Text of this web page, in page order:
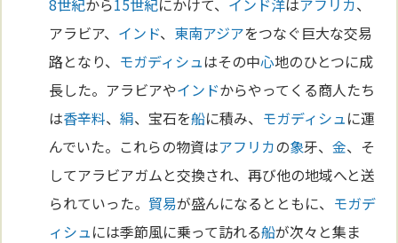
8世紀から15世紀にかけて、 インド洋はアフリカ、
アラビア、 インド、 東南アジアをつなぐ巨大な交易
路となり、 モガディシュはその中心地のひとつに成
長した。アラビアやインドからやってくる商人たち
は香辛料、絹、宝石を船に積み、 モガディシュに運
んでいた。これらの物資はアフリカの象牙、金、そ
してアラビアガムと交換され、再び他の地域へと送
られていった。貿易が盛んになるとともに、 モガデ
ィシュには季節風に乗って訪れる船が次々と集ま